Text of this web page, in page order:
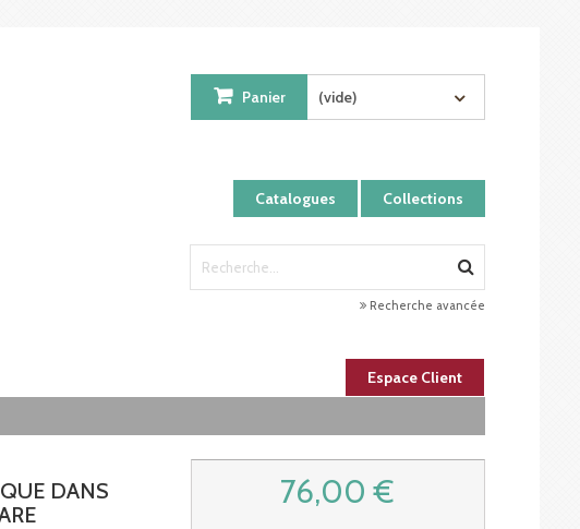
Catalogues Collections
Panier (vide)
Recherche avancée
Espace Client
DANS
76,00 €